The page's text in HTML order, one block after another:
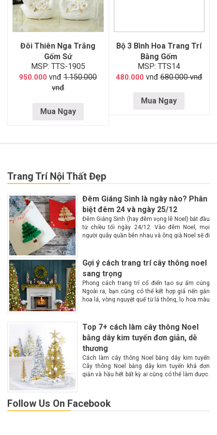
Đôi Thiên Nga Trắng
Gốm Sứ
MSP: TTS-1905
950.000 vnđ 1.150.000
vnđ
Mua Ngay
Bộ 3 Bình Hoa Trang Trí
Bằng Gốm
MSP: TTS14
480.000 vnđ 680.000 vnđ
Mua Ngay
Trang Trí Nội Thất Đẹp
Đêm Giáng Sinh là ngày nào? Phân
biệt đêm 24 và ngày 25/12
Đêm Giáng Sinh (hay đêm vọng lễ Noel) bắt đầu
từ chiều tối ngày 24/12. Vào đêm Noel, mọi
người quây quần bên nhau và ông già Noel sẽ đi
Gợi ý cách trang trí cây thông noel
sang trọng
Phong cách trang trí cổ điển tạo sự ấm cúng
Ngoài ra, bạn cũng có thể kết hợp giá nến gắn
hoa lá, vòng nguyệt quế từ lá thông, lọ hoa màu
Top 7+ cách làm cây thông Noel
bằng dây kim tuyến đơn giản, dễ
thương
Cách làm cây thông Noel bằng dây kim tuyến
Cây thông Noel bằng dây kim tuyến khá đơn
giản và hầu hết bất kỳ ai cũng có thể làm được.
Follow Us On Facebook